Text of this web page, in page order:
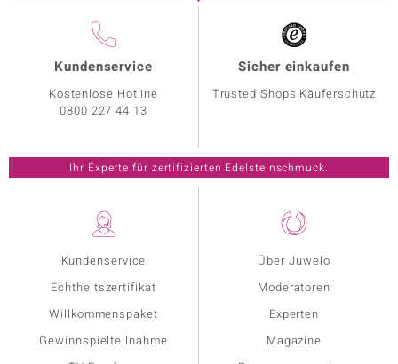
Kundenservice
Echtheitszertifikat
Willkommenspaket
Gewinnspielteilnahme
Über Juwelo
Moderatoren
Experten
Magazine
Kundenservice
Kostenlose Hotline
0800 227 44 13
Sicher einkaufen
Trusted Shops Käuferschutz
Ihr Experte für zertifizierten Edelsteinschmuck.